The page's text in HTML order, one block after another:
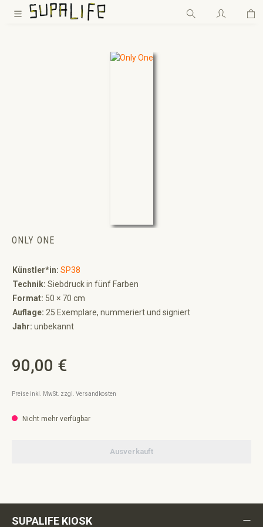
Zum Hauptinhalt springen
ONLY ONE
Künstler*in: SP38
Technik: Siebdruck in fünf Farben
Format: 50 × 70 cm
Auflage: 25 Exemplare, nummeriert und signiert
Jahr: unbekannt
Regulärer Preis:
90,00 €
Preise inkl. MwSt. zzgl. Versandkosten
Nicht mehr verfügbar
Ausverkauft
SUPALIFE KIOSK